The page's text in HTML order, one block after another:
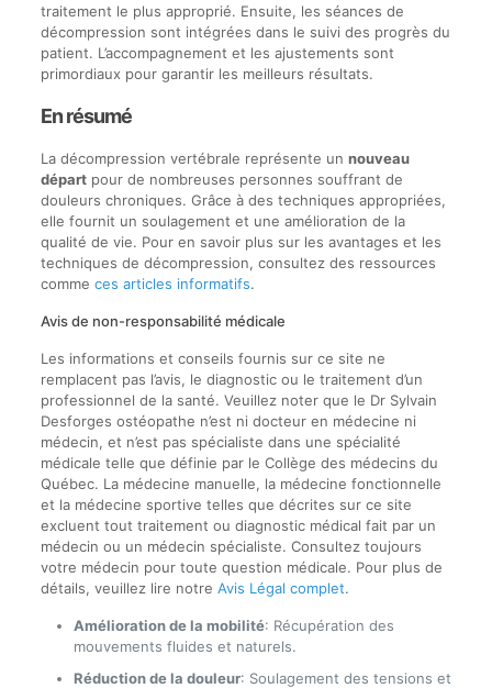
traitement le plus approprié. Ensuite, les séances de
décompression sont intégrées dans le suivi des progrès du
patient. L’accompagnement et les ajustements sont
primordiaux pour garantir les meilleurs résultats.
En résumé
La décompression vertébrale représente un nouveau
départpour de nombreuses personnes souffrant de
douleurs chroniques. Grâce à des techniques appropriées,
elle fournit un soulagement et une amélioration de la
qualité de vie. Pour en savoir plus sur les avantages et les
techniques de décompression, consultez des ressources
comme ces articles informatifs.
Avis de non-responsabilité médicale
Les informations et conseils fournis sur ce site ne
remplacent pas l’avis, le diagnostic ou le traitement d’un
professionnel de la santé. Veuillez noter que le Dr Sylvain
Desforges ostéopathe n’est ni docteur en médecine ni
médecin, et n’est pas spécialiste dans une spécialité
médicale telle que définie par le Collège des médecins du
Québec. La médecine manuelle, la médecine fonctionnelle
et la médecine sportive telles que décrites sur ce site
excluent tout traitement ou diagnostic médical fait par un
médecin ou un médecin spécialiste. Consultez toujours
votre médecin pour toute question médicale. Pour plus de
détails, veuillez lire notre Avis Légal complet.
Amélioration de la mobilité: Récupération des
mouvements fluides et naturels.
Réduction de la douleur: Soulagement des tensions et